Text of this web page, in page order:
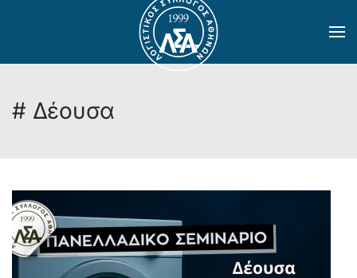
Skip to main content
# Δέουσα